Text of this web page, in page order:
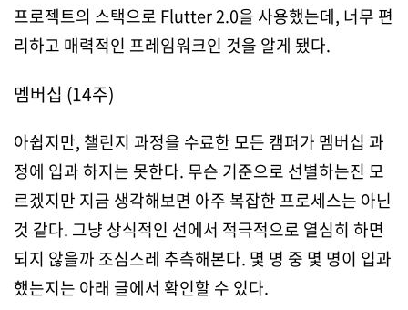
프로젝트의 스택으로 Flutter 2.0을 사용했는데, 너무 편
리하고 매력적인 프레임워크인 것을 알게 됐다.
멤버십 (14주)
아쉽지만, 챌린지 과정을 수료한 모든 캠퍼가 멤버십 과
정에 입과 하지는 못한다. 무슨 기준으로 선별하는진 모
르겠지만 지금 생각해보면 아주 복잡한 프로세스는 아닌
것 같다. 그냥 상식적인 선에서 적극적으로 열심히 하면
되지 않을까 조심스레 추측해본다. 몇 명 중 몇 명이 입과
했는지는 아래 글에서 확인할 수 있다.